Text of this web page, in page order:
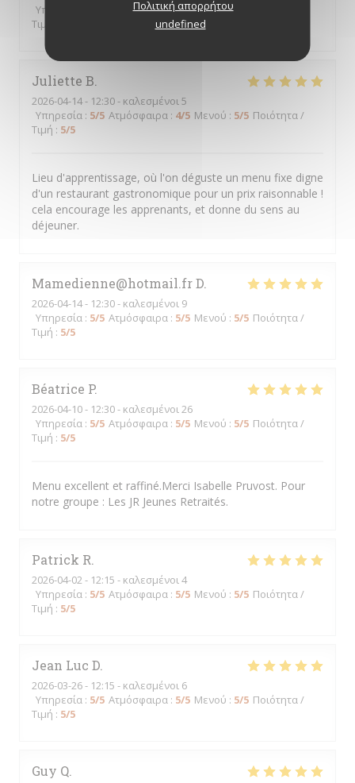
Πολιτική απορρήτου
undefined
Υπηρεσία
Ατμόσφαιρα:5/5 Μενού:
Τιμή
Juliette B
2026-04-14- 12:30 - καλεσμένοι 5
Υπηρεσία : 5/5 Ατμόσφαιρα : 4/5 Μενού : 5/5 Ποιότητα /
Τιμή : 5/5
Lieu d'apprentissage, où l'on déguste un menu fixe digne
d'un restaurant gastronomique pour un prix raisonnable !
cela encourage les apprenants, et donne du sens au
déjeuner.
Mamedienne@hotmail.frD
2026-04-14- 12:30 - καλεσμένοι 9
Υπηρεσία : 5/5 Ατμόσφαιρα : 5/5 Μενού : 5/5 Ποιότητα /
Τιμή : 5/5
Béatrice P
2026-04-10- 12:30 - καλεσμένοι 26
Υπηρεσία : 5/5 Ατμόσφαιρα : 5/5 Μενού : 5/5 Ποιότητα /
Τιμή : 5/5
Menu excellent et raffiné.Merci Isabelle Pruvost. Pour
notre groupe : Les JR Jeunes Retraités.
Patrick R
2026-04-02 - 12:15 - καλεσμένοι 4
Υπηρεσία : 5/5 Ατμόσφαιρα : 5/5 Μενού : 5/5 Ποιότητα /
Τιμή : 5/5
Jean Luc D
2026-03-26- 12:15 - καλεσμένοι 6
Υπηρεσία : 5/5 Ατμόσφαιρα : 5/5 Μενού : 5/5 Ποιότητα /
Τιμή : 5/5
Guy Q